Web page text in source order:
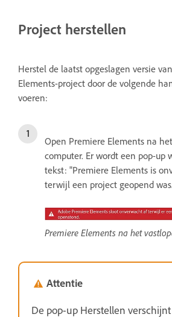
Project herstellen
Herstel de laatst opgeslagen versie
Elements-project door de volgende
voeren:
Open Premiere Elements na
computer. Er wordt een pop-up
tekst: "Premiere Elements is
terwijl een project geopend
Premiere Elements na het
Attentie
De pop-up Herstellen